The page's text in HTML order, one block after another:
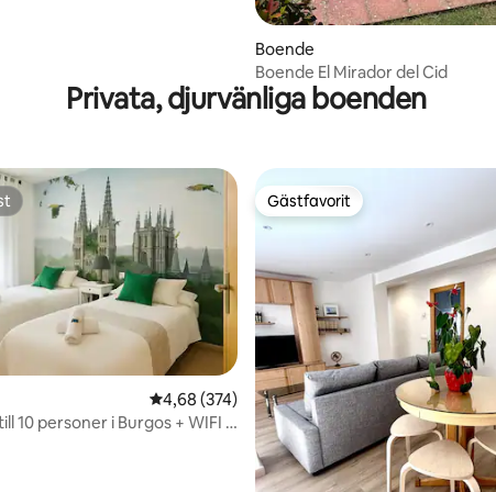
Boende
Boende El Mirador del Cid
Privata, djurvänliga boenden
betyg, 21 omdömen
4,68 av 5 i genomsnittligt betyg, 374 omdömen
4,68 (374)
10 personer i Burgos + WIFI +
Gästfavorit
Gästfavorit